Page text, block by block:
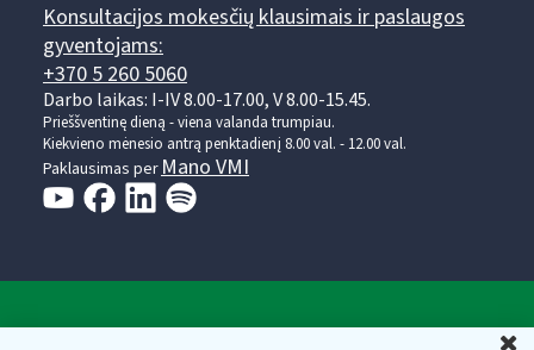
Konsultacijos mokesčių klausimais ir paslaugos
gyventojams:
+370 5 260 5060
Darbo laikas: I-IV 8.00-17.00, V 8.00-15.45.
Prieššventinę dieną - viena valanda trumpiau.
Kiekvieno mėnesio antrą penktadienį 8.00 val. - 12.00 val.
Paklausimas per Mano VMI